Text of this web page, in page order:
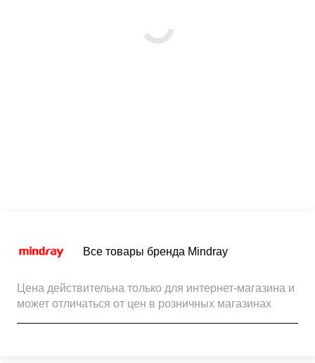
Все товары бренда Mindray
Цена действительна только для интернет-магазина и
может отличаться от цен в розничных магазинах